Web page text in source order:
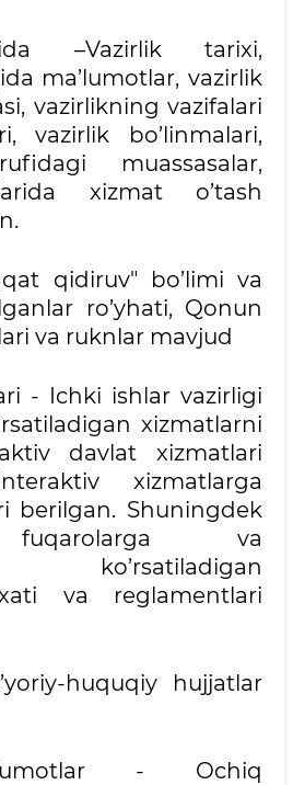
–Vazirlik tarixi,
ma’lumotlar, vazirlik
vazirlikning vazifalari
vazirlik bo’linmalari,
muassasalar,
xizmat o’tash
qidiruv" bo’limi va
ro’yhati, Qonun
va ruknlar mavjud
- Ichki ishlar vazirligi
xizmatlarni
davlat xizmatlari
xizmatlarga
berilgan. Shuningdek
va
ko’rsatiladigan
va reglamentlari
huquqiy hujjatlar
- Ochiq